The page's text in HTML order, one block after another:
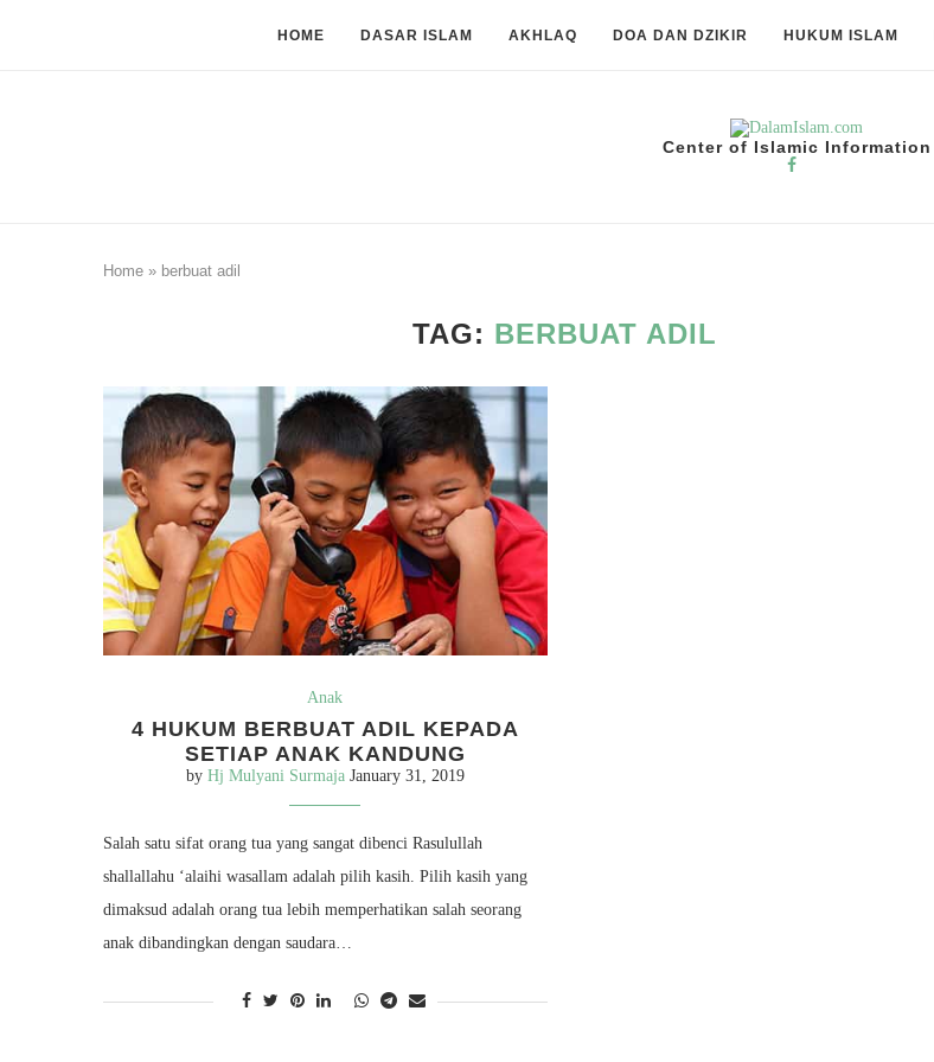
HOME DASAR ISLAM AKHLAQ DOA DAN DZIKIR HUKUM ISLAM
Center of Islamic Information
Home » berbuat adil
TAG: BERBUAT ADIL
Anak
4 HUKUM BERBUAT ADIL KEPADA
SETIAP ANAK KANDUNG
by Hj Mulyani Surmaja January 31, 2019
Salah satu sifat orang tua yang sangat dibenci Rasulullah
shallallahu ‘alaihi wasallam adalah pilih kasih. Pilih kasih yang
dimaksud adalah orang tua lebih memperhatikan salah seorang
anak dibandingkan dengan saudara…